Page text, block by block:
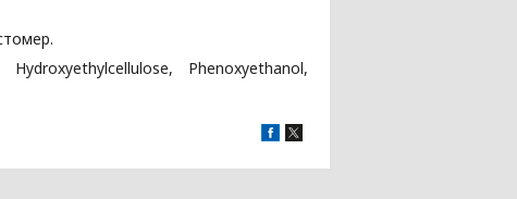
Phenoxyethanol,